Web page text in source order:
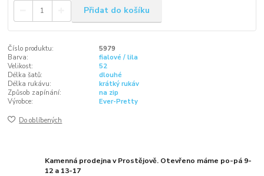
Přidat do košíku
Číslo produktu:
5979
Barva:
fialové / lila
Velikost:
52
Délka šatů:
dlouhé
Délka rukávu:
krátký rukáv
Způsob zapínání:
na zip
Výrobce:
Ever-Pretty
Do oblíbených
Kamenná prodejna v Prostějově. Otevřeno máme po-pá 9-
12 a 13-17